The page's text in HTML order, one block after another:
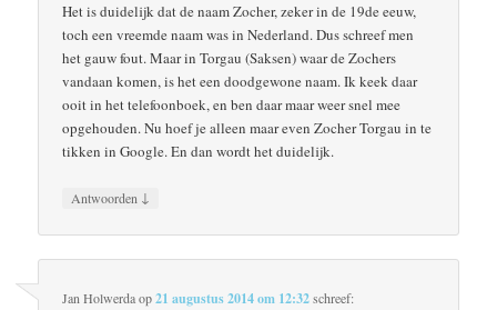
Het is duidelijk dat de naam Zocher, zeker in de 19de eeuw,
toch een vreemde naam was in Nederland. Dus schreef men
het gauw fout. Maar in Torgau (Saksen) waar de Zochers
vandaan komen, is het een doodgewone naam. Ik keek daar
ooit in het telefoonboek, en ben daar maar weer snel mee
opgehouden. Nu hoef je alleen maar even Zocher Torgau in te
tikken in Google. En dan wordt het duidelijk.
Antwoorden ↓
Jan Holwerdaop21 augustus 2014 om 12:32schreef: